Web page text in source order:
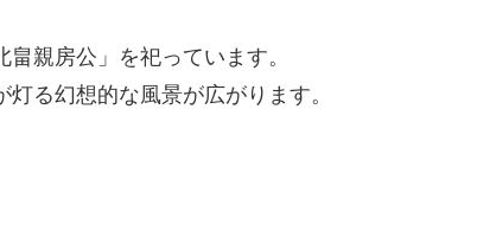
親房公」を祀っています。
る幻想的な風景が広がります。